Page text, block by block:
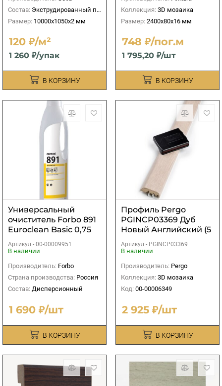
Состав: Экструдированный пенополистирол
Размер: 10000х1050х2 мм
120 ₽/м²
1 260 ₽/упак
В КОРЗИНУ
Коллекция: 3D мозаика
Размер: 2400х80х16 мм
748 ₽/пог.м
1 795,20 ₽/шт
В КОРЗИНУ
Универсальный
очиститель Forbo 891
Euroclean Basic 0,75
кг
Артикул - 00-00009951
В наличии
Производитель: Forbo
Страна производства: Россия
Состав: Дисперсионный
1 690 ₽/шт
В КОРЗИНУ
Профиль Pergo
PGINCP03369 Дуб
Новый Английский (5
в 1)
Артикул - PGINCP03369
В наличии
Производитель: Pergo
Коллекция: 3D мозаика
Код: 00-00006349
2 925 ₽/шт
В КОРЗИНУ